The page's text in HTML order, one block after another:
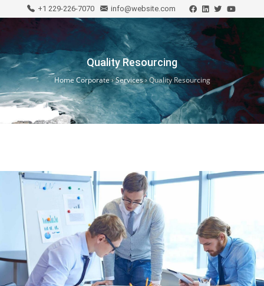
+1 229-226-7070 info@website.com
Quality Resourcing
Home Corporate›Services›Quality Resourcing